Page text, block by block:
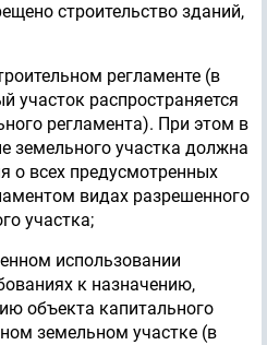
строительство зданий,
регламенте (в
участок распространяется
регламента). При этом в
земельного участка должна
о всех предусмотренных
видах разрешенного
участка;
использовании
к назначению,
объекта капитального
земельном участке (в